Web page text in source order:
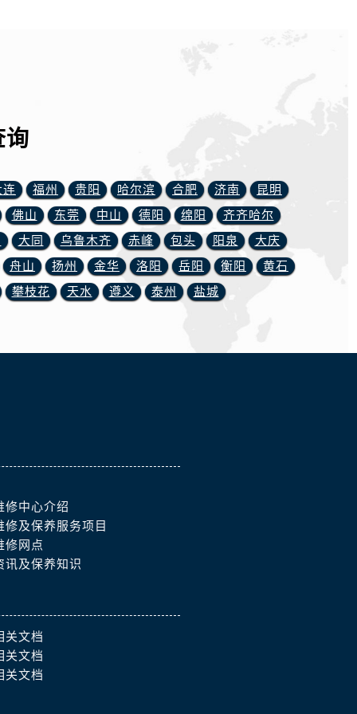
询
连 福州 贵阳 哈尔滨 合肥 济南
昆明
佛山
东莞 中山 德阳 绵阳
齐齐哈尔
大同 乌鲁木齐 赤峰 包头 阳泉
大庆
舟山
扬州 金华 洛阳 岳阳 衡阳
黄石
攀枝花
天水 遵义 泰州 盐城
修中心介绍
修及保养服务项目
修网点
讯及保养知识
关文档
关文档
关文档